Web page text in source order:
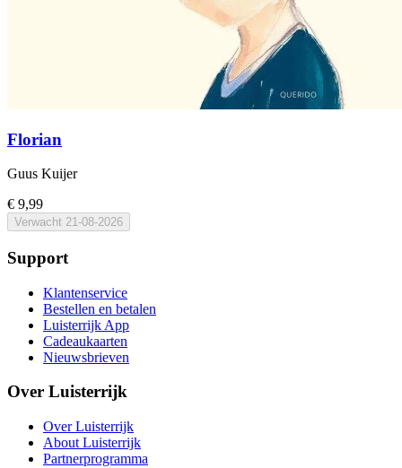
Florian
Guus Kuijer
€ 9,99
Verwacht 21-08-2026
Support
Klantenservice
Bestellen en betalen
Luisterrijk App
Cadeaukaarten
Nieuwsbrieven
Over Luisterrijk
Over Luisterrijk
About Luisterrijk
Partnerprogramma